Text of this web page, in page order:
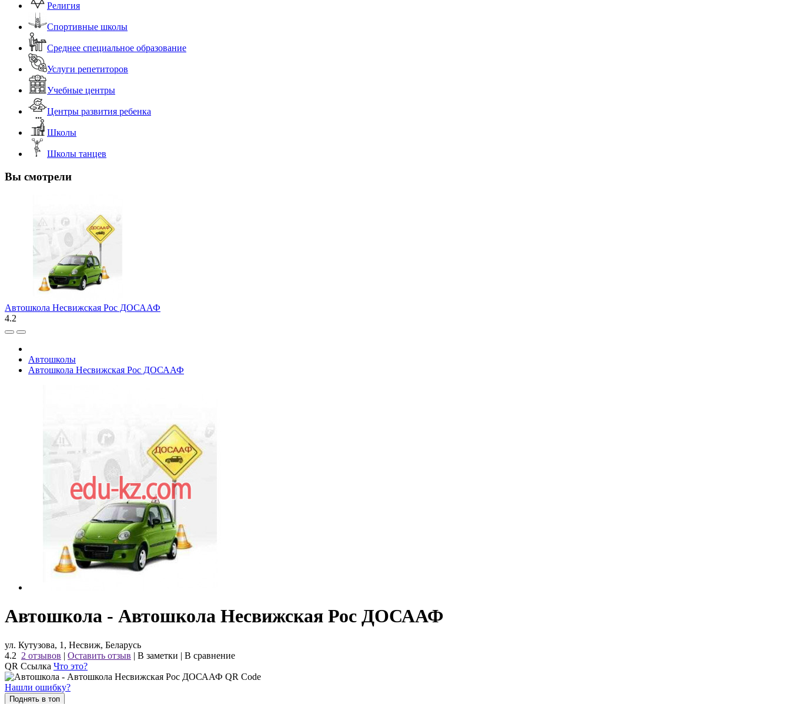
Религия
Спортивные школы
Среднее специальное образование
Услуги репетиторов
Учебные центры
Центры развития ребенка
Школы
Школы танцев
Вы смотрели
Автошкола Несвижская Рос ДОСААФ
4.2
Автошколы
Автошкола Несвижская Рос ДОСААФ
Автошкола - Автошкола Несвижская Рос ДОСААФ
ул. Кутузова, 1, Несвиж, Беларусь
4.2 2 отзывов | Оставить отзыв | В заметки | В сравнение
QR Ссылка Что это?
Нашли ошибку?
Поднять в топ